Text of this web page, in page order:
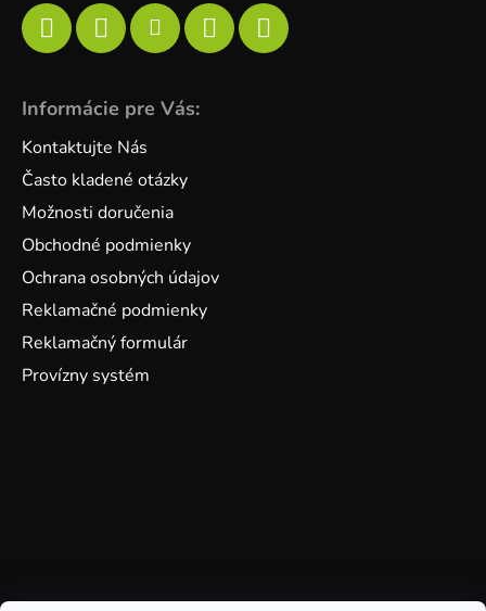
Informácie pre Vás:
Kontaktujte Nás
Často kladené otázky
Možnosti doručenia
Obchodné podmienky
Ochrana osobných údajov
Reklamačné podmienky
Reklamačný formulár
Provízny systém